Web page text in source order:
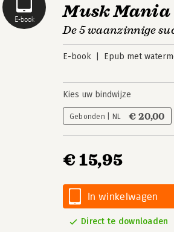
E-book Musk Mania
De 5 waanzinnige
E-book Epub met
Kies uw bindwijze
Gebonden | NL € 20,00
€ 15,95
In winkelwagen
Direct te downloaden